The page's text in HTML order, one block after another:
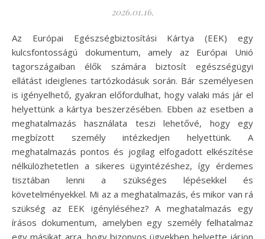
2026.01.16.
Az Európai Egészségbiztosítási Kártya (EEK) egy
kulcsfontosságú dokumentum, amely az Európai Unió
tagországaiban élők számára biztosít egészségügyi
ellátást ideiglenes tartózkodásuk során. Bár személyesen
is igényelhető, gyakran előfordulhat, hogy valaki más jár el
helyettünk a kártya beszerzésében. Ebben az esetben a
meghatalmazás használata teszi lehetővé, hogy egy
megbízott személy intézkedjen helyettünk. A
meghatalmazás pontos és jogilag elfogadott elkészítése
nélkülözhetetlen a sikeres ügyintézéshez, így érdemes
tisztában lenni a szükséges lépésekkel és
követelményekkel. Mi az a meghatalmazás, és mikor van rá
szükség az EEK igényléséhez? A meghatalmazás egy
írásos dokumentum, amelyben egy személy felhatalmaz